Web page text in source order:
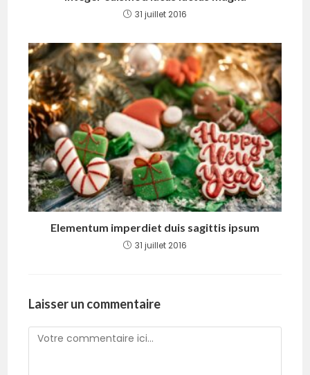
31 juillet 2016
Elementum imperdiet duis sagittis ipsum
31 juillet 2016
Laisser un commentaire
Comment